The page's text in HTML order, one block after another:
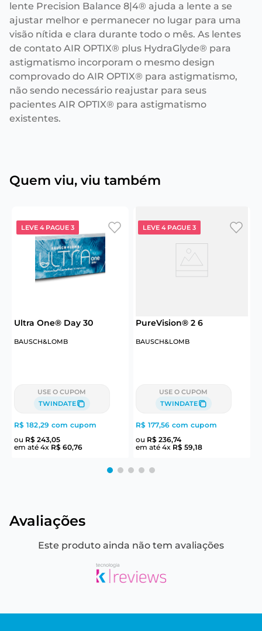
lente Precision Balance 8|4® ajuda a lente a se
ajustar melhor e permanecer no lugar para uma
visão nítida e clara durante todo o mês. As lentes
de contato AIR OPTIX® plus HydraGlyde® para
astigmatismo incorporam o mesmo design
comprovado do AIR OPTIX® para astigmatismo,
não sendo necessário reajustar para seus
pacientes AIR OPTIX® para astigmatismo
existentes.
Quem viu, viu também
LEVE 4 PAGUE 3
Ultra One® Day 30
BAUSCH&LOMB
USE O CUPOM
TWINDATE
R$ 182,29 com cupom
ou R$ 243,05
em até 4x R$ 60,76
LEVE 4 PAGUE 3
PureVision® 2 6
BAUSCH&LOMB
USE O CUPOM
TWINDATE
R$ 177,56 com cupom
ou R$ 236,74
em até 4x R$ 59,18
Avaliações
Este produto ainda não tem avaliações